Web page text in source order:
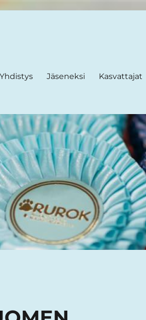
Yhdistys Jäseneksi Kasvattajat